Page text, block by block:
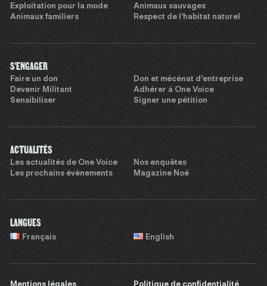
Exploitation pour la mode
Animaux sauvages
Animaux familiers
Respect de l’habitat naturel
S'ENGAGER
Faire un don
Don et mécénat d’entreprise
Devenir Militant
Adhérer à One Voice
Sensibiliser
Signer une pétition
ACTUALITÉS
Les actualités de One Voice
Nos enquêtes
Les prochains évènements
Magazine Noé
LANGUES
Français English